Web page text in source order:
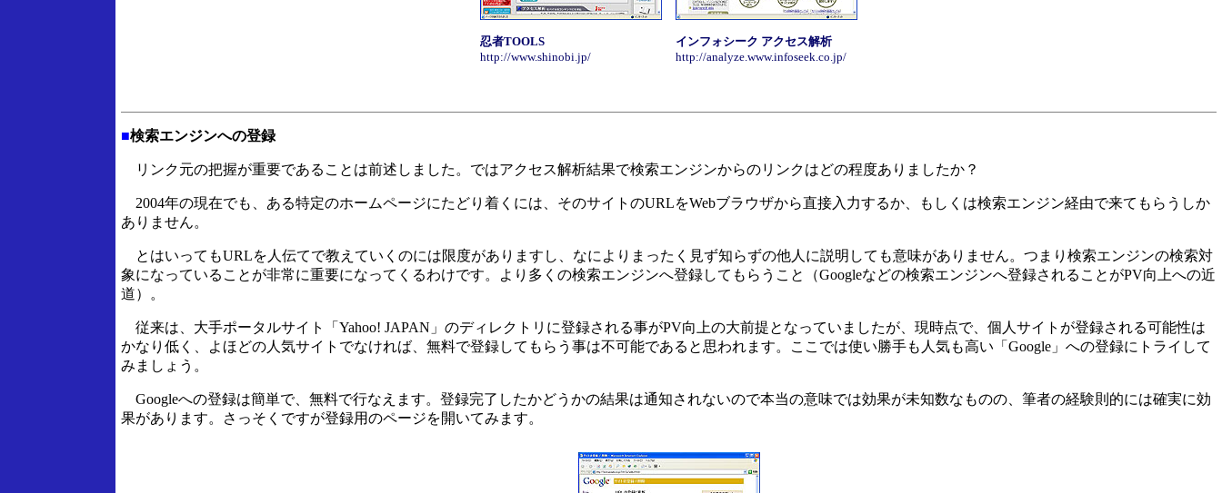
忍者TOOLS
http://www.shinobi.jp/
インフォシーク アクセス解析
http://analyze.www.infoseek.co.jp/
■検索エンジンへの登録
リンク元の把握が重要であることは前述しました。ではアクセス解析結果で検索エンジンからのリンクはどの程度ありましたか？
2004年の現在でも、ある特定のホームページにたどり着くには、そのサイトのURLをWebブラウザから直接入力するか、もしくは検索エンジン経由で来てもらうしか
ありません。
とはいってもURLを人伝てで教えていくのには限度がありますし、なによりまったく見ず知らずの他人に説明しても意味がありません。つまり検索エンジンの検索対
象になっていることが非常に重要になってくるわけです。より多くの検索エンジンへ登録してもらうこと（Googleなどの検索エンジンへ登録されることがPV向上への近
道）。
従来は、大手ポータルサイト「Yahoo! JAPAN」のディレクトリに登録される事がPV向上の大前提となっていましたが、現時点で、個人サイトが登録される可能性は
かなり低く、よほどの人気サイトでなければ、無料で登録してもらう事は不可能であると思われます。ここでは使い勝手も人気も高い「Google」への登録にトライして
みましょう。
Googleへの登録は簡単で、無料で行なえます。登録完了したかどうかの結果は通知されないので本当の意味では効果が未知数なものの、筆者の経験則的には確実に効
果があります。さっそくですが登録用のページを開いてみます。